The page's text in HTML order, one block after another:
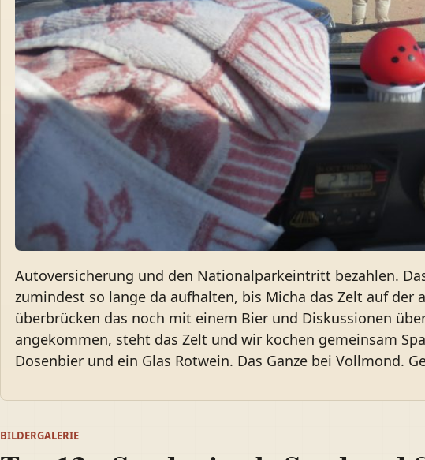
Autoversicherung und den Nationalparkeintritt bezahlen.
zumindest so lange da aufhalten, bis Micha das Zelt auf
überbrücken das noch mit einem Bier und Diskussionen
angekommen, steht das Zelt und wir kochen gemeinsam
Dosenbier und ein Glas Rotwein. Das Ganze bei Vollmond.
BILDERGALERIE